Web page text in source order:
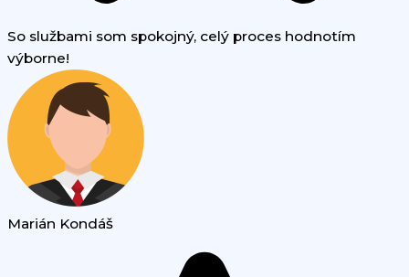
So službami som spokojný, celý proces hodnotím
výborne!
Marián Kondáš